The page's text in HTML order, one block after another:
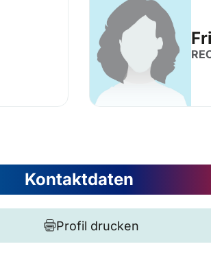
Kontaktdaten
Profil drucken